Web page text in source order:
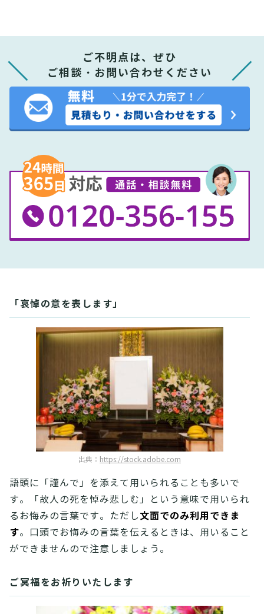
ご不明点は、ぜひ
ご相談・お問い合わせください
「哀悼の意を表します」
出典： https://stock.adobe.com
語頭に「謹んで」を添えて用いられることも多いで
す。「故人の死を悼み悲しむ」という意味で用いられ
るお悔みの言葉です。ただし 文面でのみ利用できま
す。口頭でお悔みの言葉を伝えるときは、用いること
ができませんので注意しましょう。
ご冥福をお祈りいたします